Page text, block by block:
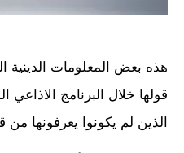
هذه بعض المعلومات الدينية
قولها خلال البرنامج الاذاعي
الذين لم يكونوا يعرفونها